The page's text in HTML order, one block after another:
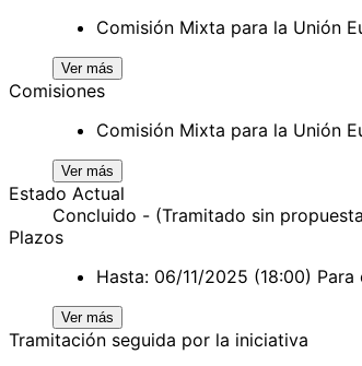
Comisión Mixta para la Unión
Ver más
Comisiones
Comisión Mixta para la Unión
Ver más
Estado Actual
Concluido - (Tramitado sin
Plazos
Hasta: 06/11/2025 (18:00)
Ver más
Tramitación seguida por la iniciativa